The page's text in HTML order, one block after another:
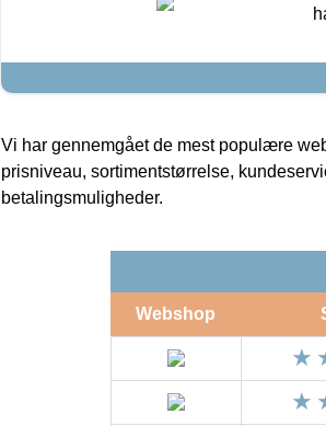
Vi har gennemgået de mest populære
prisniveau, sortimentstørrelse,
betalingsmuligheder.
Webshop